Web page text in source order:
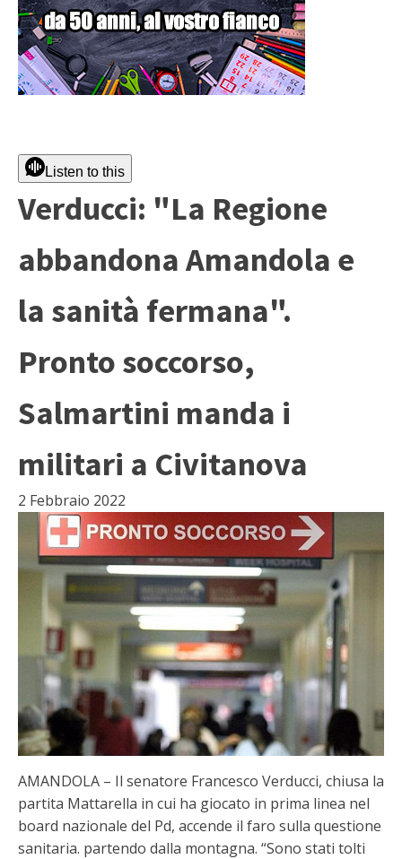
Listen to this
Verducci: "La Regione
abbandona Amandola e
la sanità fermana".
Pronto soccorso,
Salmartini manda i
militari a Civitanova
2 Febbraio 2022
AMANDOLA – Il senatore Francesco Verducci, chiusa la
partita Mattarella in cui ha giocato in prima linea nel
board nazionale del Pd, accende il faro sulla questione
sanitaria. partendo dalla montagna. “Sono stati tolti